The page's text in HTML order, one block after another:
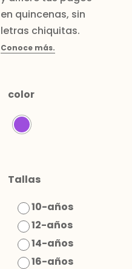
color
Tallas
10-años
12-años
14-años
16-años